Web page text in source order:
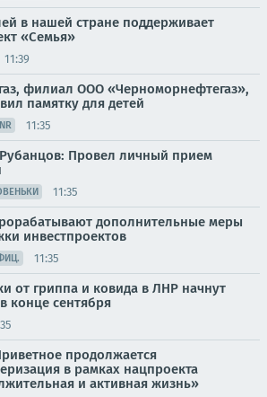
в нашей стране поддерживает
«Семья»
11:39
филиал ООО «Черноморнефтегаз»,
памятку для детей
11:35
Провел личный прием
11:35
дополнительные меры
инвестпроектов
11:35
от гриппа и ковида в ЛНР начнут
конце сентября
продолжается
в рамках нацпроекта
и активная жизнь»